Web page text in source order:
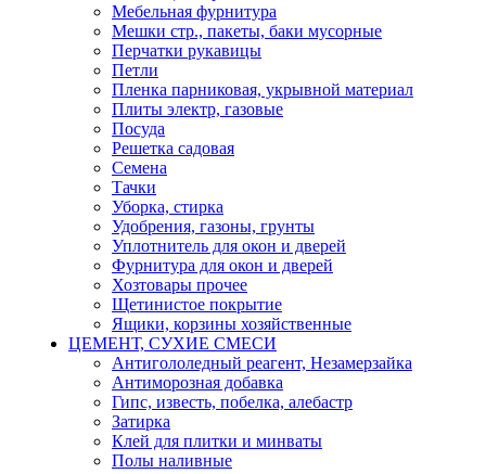
Мебельная фурнитура
Мешки стр., пакеты, баки мусорные
Перчатки рукавицы
Петли
Пленка парниковая, укрывной материал
Плиты электр, газовые
Посуда
Решетка садовая
Семена
Тачки
Уборка, стирка
Удобрения, газоны, грунты
Уплотнитель для окон и дверей
Фурнитура для окон и дверей
Хозтовары прочее
Щетинистое покрытие
Ящики, корзины хозяйственные
ЦЕМЕНТ, СУХИЕ СМЕСИ
Антигололедный реагент, Незамерзайка
Антиморозная добавка
Гипс, известь, побелка, алебастр
Затирка
Клей для плитки и минваты
Полы наливные